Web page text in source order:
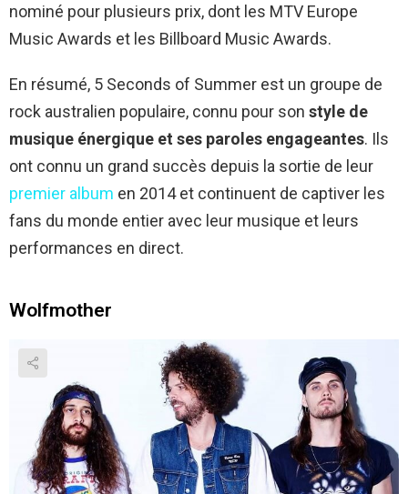
nominé pour plusieurs prix, dont les MTV Europe
Music Awards et les Billboard Music Awards.
En résumé, 5 Seconds of Summer est un groupe de
rock australien populaire, connu pour son style de
musique énergique et ses paroles engageantes. Ils
ont connu un grand succès depuis la sortie de leur
premier album en 2014 et continuent de captiver les
fans du monde entier avec leur musique et leurs
performances en direct.
Wolfmother